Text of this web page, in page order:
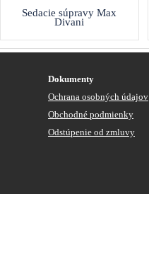
Sedacie súpravy Max
Divani
Dokumenty
Ochrana osobných údajov
Obchodné podmienky
Odstúpenie od zmluvy